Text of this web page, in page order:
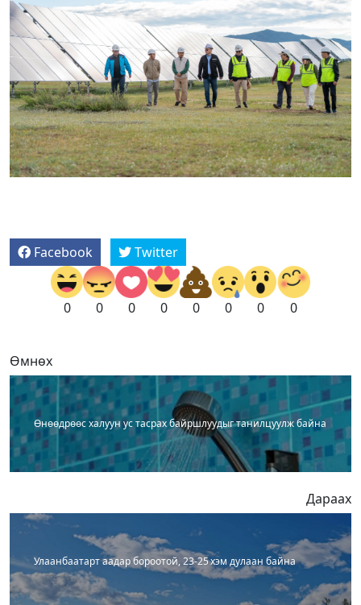
Facebook Twitter
0 0 0 0 0 0 0 0
Өмнөх
Өнөөдрөөс халуун ус тасрах байршлуудыг танилцуулж байна
Дараах
Улаанбаатарт аадар бороотой, 23-25 хэм дулаан байна